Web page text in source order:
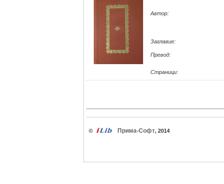
Автор:
Заглавие:
Превод:
Страници:
© Прима-Софт, 2014